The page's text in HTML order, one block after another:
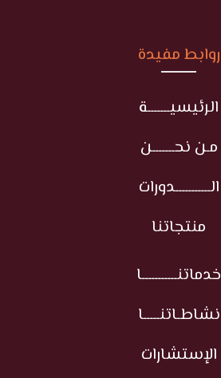
روابط مفيدة
الرئيسيـــــــة
مـن نحـــــــن
الـــــــــــدورات
منتجاتنا
خدماتنـــــــــــا
نشاطـاتنـــــا
الإستشارات